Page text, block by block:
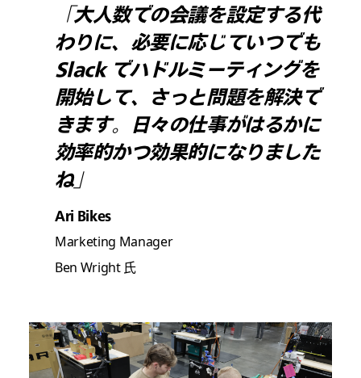
「大人数での会議を設定する代
わりに、必要に応じていつでも
Slack でハドルミーティングを
開始して、さっと問題を解決で
きます。日々の仕事がはるかに
効率的かつ効果的になりました
ね」
Ari Bikes
Marketing Manager
Ben Wright 氏